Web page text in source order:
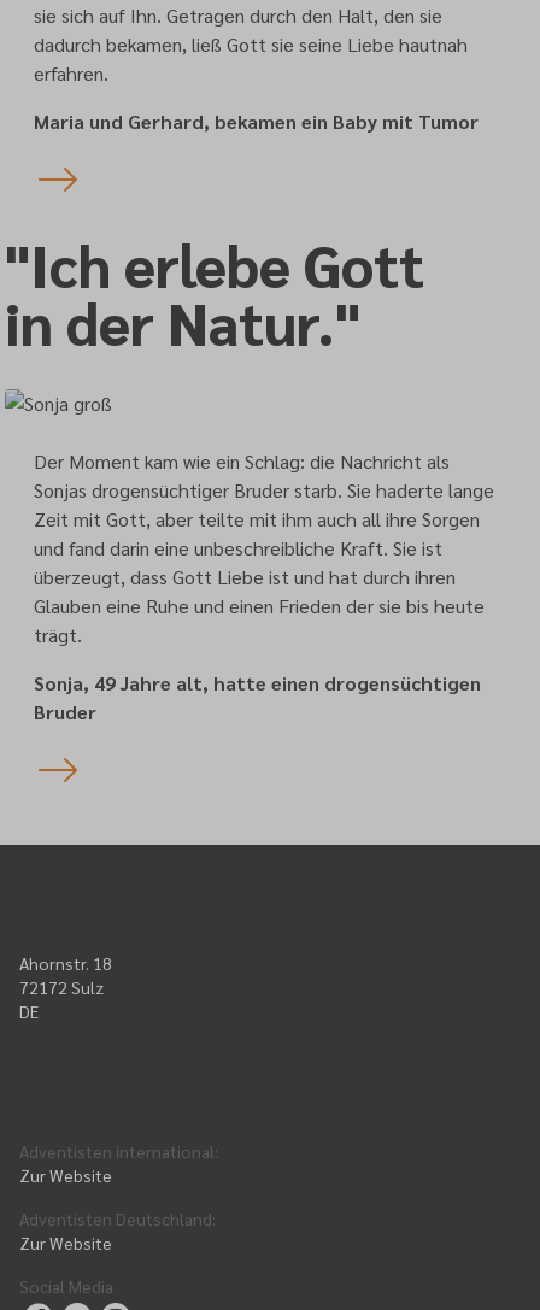
sie sich auf Ihn. Getragen durch den Halt, den sie
dadurch bekamen, ließ Gott sie seine Liebe hautnah
erfahren.
Maria und Gerhard, bekamen ein Baby mit Tumor
"Ich erlebe Gott
in der Natur."
Der Moment kam wie ein Schlag: die Nachricht als
Sonjas drogensüchtiger Bruder starb. Sie haderte lange
Zeit mit Gott, aber teilte mit ihm auch all ihre Sorgen
und fand darin eine unbeschreibliche Kraft. Sie ist
überzeugt, dass Gott Liebe ist und hat durch ihren
Glauben eine Ruhe und einen Frieden der sie bis heute
trägt.
Sonja, 49 Jahre alt, hatte einen drogensüchtigen
Bruder
Ahornstr. 18
72172 Sulz
DE
Adventisten international:
Zur Website
Adventisten Deutschland:
Zur Website
Social Media